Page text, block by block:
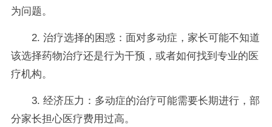
为问题。
2. 治疗选择的困惑：面对多动症，家长可能不知道
该选择药物治疗还是行为干预，或者如何找到专业的医
疗机构。
3. 经济压力：多动症的治疗可能需要长期进行，部
分家长担心医疗费用过高。